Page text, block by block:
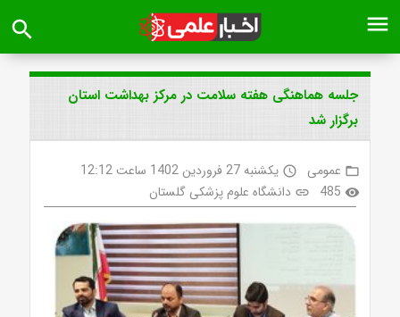
menu
search
جلسه هماهنگی هفته سلامت در مرکز بهداشت استان
برگزار شد
folder_open عمومی access_time یکشنبه 27 فروردین 1402 ساعت 12:12
visibility
485
link دانشگاه علوم پزشکی گلستان